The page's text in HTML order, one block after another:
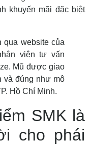
khuyến mãi đặc biệt
qua website của
viên tư vấn
Mũ được giao
và đúng như mô
Hồ Chí Minh.
SMK là
cho phái